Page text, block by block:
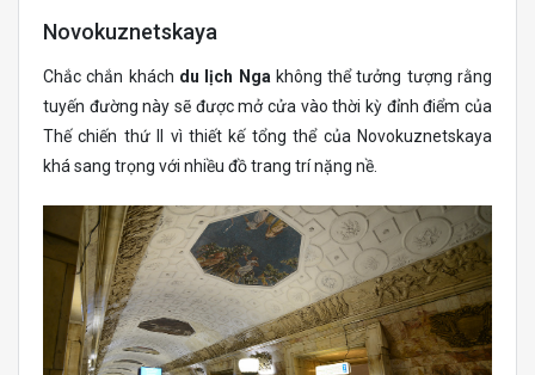
Novokuznetskaya
Chắc chắn khách du lịch Nga không thể tưởng tượng rằng
tuyến đường này sẽ được mở cửa vào thời kỳ đỉnh điểm của
Thế chiến thứ II vì thiết kế tổng thể của Novokuznetskaya
khá sang trọng với nhiều đồ trang trí nặng nề.